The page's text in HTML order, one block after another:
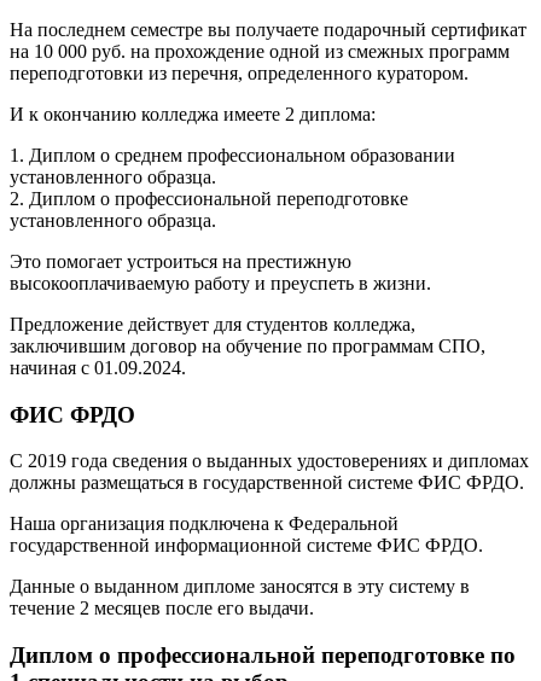
На последнем семестре вы получаете подарочный сертификат
на 10 000 руб. на прохождение одной из смежных программ
переподготовки из перечня, определенного куратором.
И к окончанию колледжа имеете 2 диплома:
1. Диплом о среднем профессиональном образовании
установленного образца.
2. Диплом о профессиональной переподготовке
установленного образца.
Это помогает устроиться на престижную
высокооплачиваемую работу и преуспеть в жизни.
Предложение действует для студентов колледжа,
заключившим договор на обучение по программам СПО,
начиная с 01.09.2024.
ФИС ФРДО
С 2019 года сведения о выданных удостоверениях и дипломах
должны размещаться в государственной системе ФИС ФРДО.
Наша организация подключена к Федеральной
государственной информационной системе ФИС ФРДО.
Данные о выданном дипломе заносятся в эту систему в
течение 2 месяцев после его выдачи.
Диплом о профессиональной переподготовке по